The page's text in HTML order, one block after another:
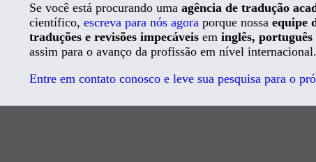
Se você está procurando uma agência de tradução
científico, escreva para nós agora porque nossa equipe
traduções e revisões impecáveis em inglês, português
assim para o avanço da profissão em nível internacional.
Entre em contato conosco e leve sua pesquisa para o